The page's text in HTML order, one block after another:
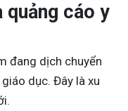
quảng cáo y
đang dịch chuyển
dục. Đây là xu